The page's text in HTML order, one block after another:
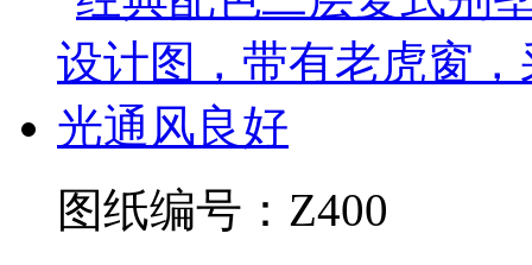
图纸编号：Z400